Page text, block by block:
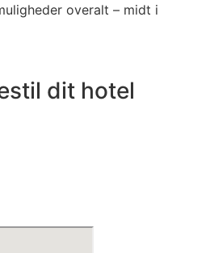
overalt – midt i
dit hotel